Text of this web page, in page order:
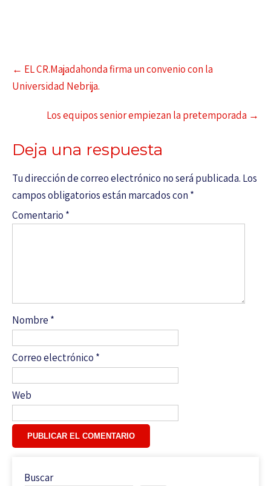
← EL CR.Majadahonda firma un convenio con la
Universidad Nebrija.
Los equipos senior empiezan la pretemporada →
Deja una respuesta
Tu dirección de correo electrónico no será publicada. Los
campos obligatorios están marcados con *
Comentario *
Nombre *
Correo electrónico *
Web
Buscar